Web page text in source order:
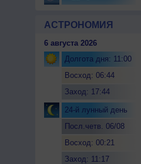
АСТРОНОМИЯ
6 августа 2026
Долгота дня: 11:00
Восход: 06:44
Заход: 17:44
24-й лунный день
Посл.четв. 06/08
Восход: 00:21
Заход: 11:17